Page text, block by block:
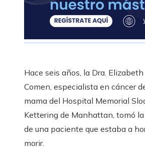
Hace seis años, la Dra. Elizabeth
Comen, especialista en cáncer
mama del Hospital Memorial
Kettering de Manhattan, tomó
de una paciente que estaba a
morir.